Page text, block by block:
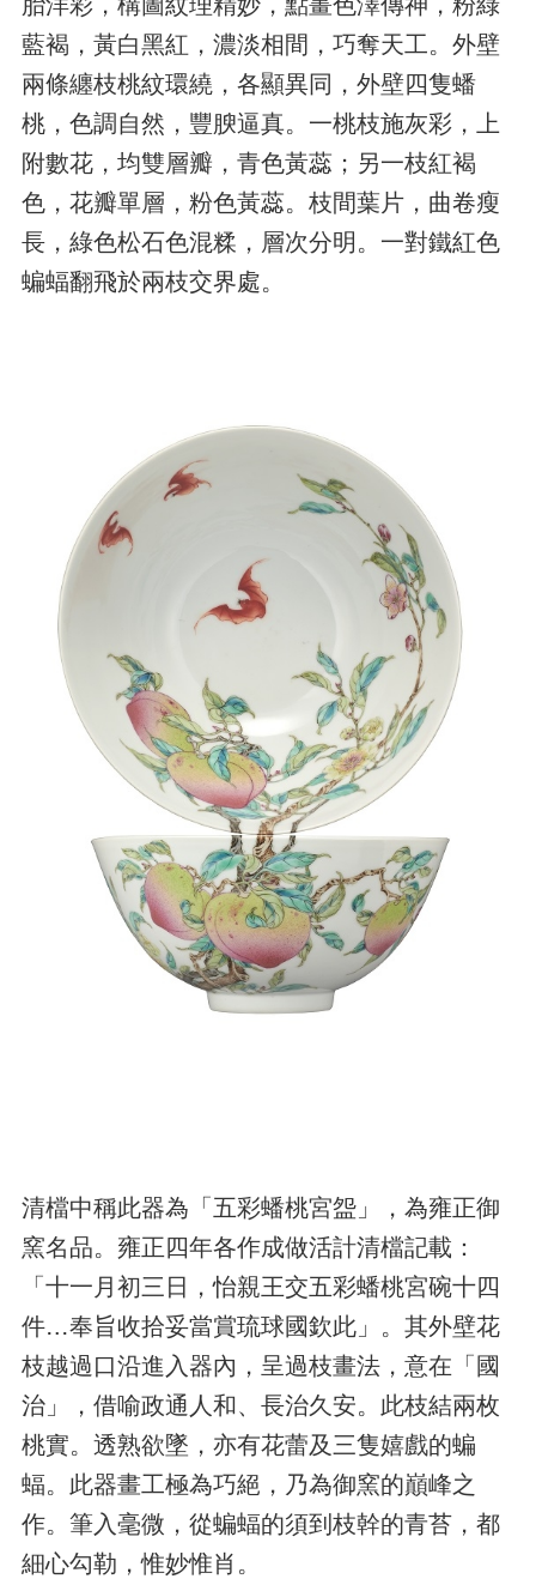
藍褐，黃白黑紅，濃淡相間，巧奪天工。外壁
兩條纏枝桃紋環繞，各顯異同，外壁四隻蟠
桃，色調自然，豐腴逼真。一桃枝施灰彩，上
附數花，均雙層瓣，青色黃蕊；另一枝紅褐
色，花瓣單層，粉色黃蕊。枝間葉片，曲卷瘦
長，綠色松石色混糅，層次分明。一對鐵紅色
蝙蝠翻飛於兩枝交界處。
清檔中稱此器為「五彩蟠桃宮盌」，為雍正御
窯名品。雍正四年各作成做活計清檔記載：
「十一月初三日，怡親王交五彩蟠桃宮碗十四
件…奉旨收拾妥當賞琉球國欽此」。其外壁花
枝越過口沿進入器內，呈過枝畫法，意在「國
治」，借喻政通人和、長治久安。此枝結兩枚
桃實。透熟欲墜，亦有花蕾及三隻嬉戲的蝙
蝠。此器畫工極為巧絕，乃為御窯的巔峰之
作。筆入毫微，從蝙蝠的須到枝幹的青苔，都
細心勾勒，惟妙惟肖。